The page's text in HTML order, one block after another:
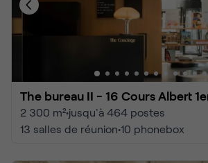
The bureau II - 16 Cours Albert
2 300 m²•jusqu'à 464 postes
13 salles de réunion•10 phonebox